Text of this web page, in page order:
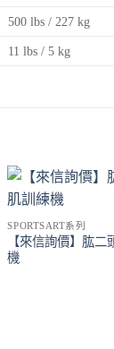
500 lbs / 227 kg
11 lbs / 5 kg
SPORTSART系列
【來信詢價】肱二
機